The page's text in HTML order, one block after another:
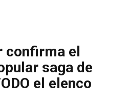
confirma el
saga de
el elenco